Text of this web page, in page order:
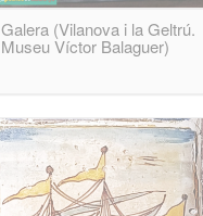
Galera (Vilanova i la Geltrú.
Museu Víctor Balaguer)